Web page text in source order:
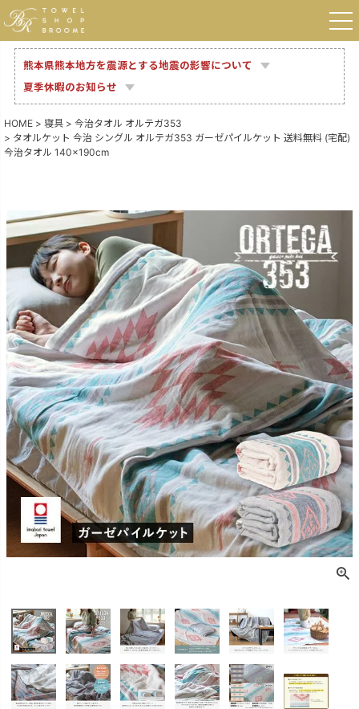
熊本県熊本地方を震源とする地震の影響について
夏季休暇のお知らせ
HOME 寝具
今治タオル オルテガ353
タオルケット 今治 シングル オルテガ353 ガーゼパイルケット 送料無料 (宅配)
今治タオル 140×190cm